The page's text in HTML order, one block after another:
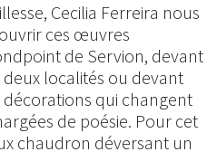
Cecilia Ferreira nous
ces œuvres
de Servion, devant
localités ou devant
décorations qui changent
de poésie. Pour cet
chaudron déversant un